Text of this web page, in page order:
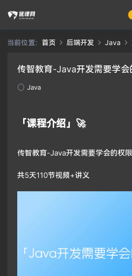
当前位置： 首页 后端开发 Java
传智教育-Java开发需要学会
Java
「课程介绍」🚀
传智教育-Java开发需要学会的权
共5天110节视频+讲义